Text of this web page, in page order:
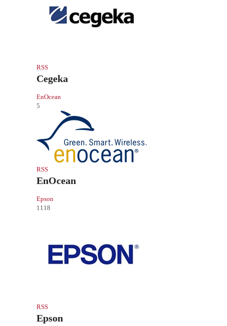
RSS
Cegeka
EnOcean
5
RSS
EnOcean
Epson
1118
RSS
Epson